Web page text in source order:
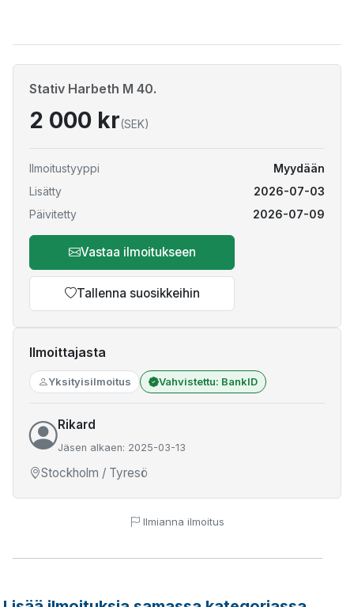
Stativ Harbeth M 40.
2 000 kr(SEK)
Ilmoitustyyppi
Myydään
Lisätty
2026-07-03
Päivitetty
2026-07-09
Vastaa ilmoitukseen
Tallenna suosikkeihin
Ilmoittajasta
Yksityisilmoitus Vahvistettu: BankID
Rikard
Jäsen alkaen: 2025-03-13
Stockholm / Tyresö
Ilmianna ilmoitus